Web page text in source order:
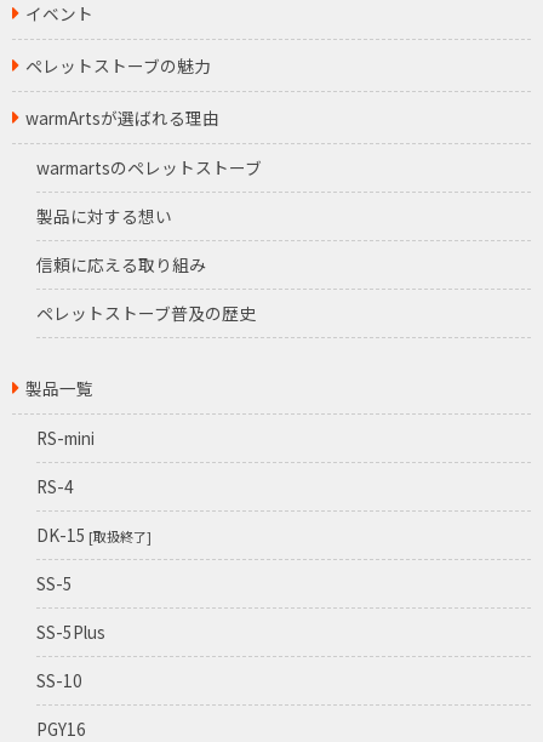
イベント
ペレットストーブの魅力
warmArtsが選ばれる理由
warmartsのペレットストーブ
製品に対する想い
信頼に応える取り組み
ペレットストーブ普及の歴史
製品一覧
RS-mini
RS-4
DK-15 [取扱終了]
SS-5
SS-5Plus
SS-10
PGY16